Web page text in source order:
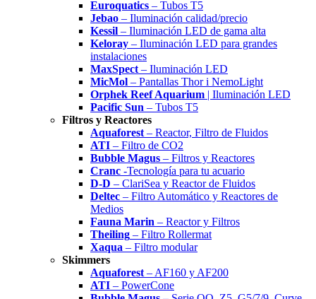
Euroquatics – Tubos T5
Jebao – Iluminación calidad/precio
Kessil – Iluminación LED de gama alta
Keloray – Iluminación LED para grandes
instalaciones
MaxSpect – Iluminación LED
MicMol – Pantallas Thor i NemoLight
Orphek Reef Aquarium | Iluminación LED
Pacific Sun – Tubos T5
Filtros y Reactores
Aquaforest – Reactor, Filtro de Fluidos
ATI – Filtro de CO2
Bubble Magus – Filtros y Reactores
Cranc -Tecnología para tu acuario
D-D – ClariSea y Reactor de Fluidos
Deltec – Filtro Automático y Reactores de
Medios
Fauna Marin – Reactor y Filtros
Theiling – Filtro Rollermat
Xaqua – Filtro modular
Skimmers
Aquaforest – AF160 y AF200
ATI – PowerCone